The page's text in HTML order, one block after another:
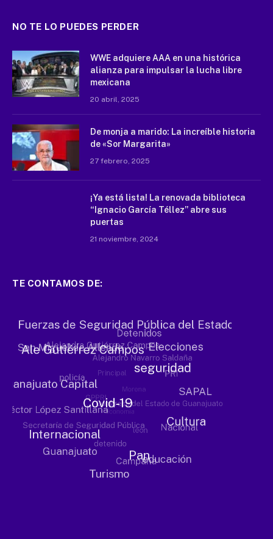
NO TE LO PUEDES PERDER
WWE adquiere AAA en una histórica
alianza para impulsar la lucha libre
mexicana
20 abril, 2025
De monja a marido: La increíble historia
de «Sor Margarita»
27 febrero, 2025
¡Ya está lista! La renovada biblioteca
“Ignacio García Téllez” abre sus
puertas
21 noviembre, 2024
TE CONTAMOS DE: